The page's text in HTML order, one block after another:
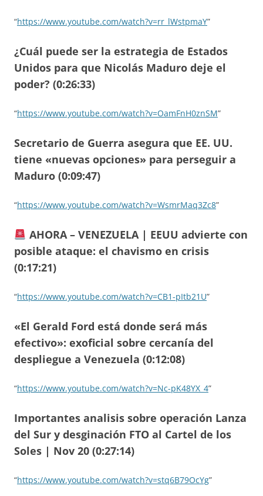
“https://www.youtube.com/watch?v=rr_lWstpmaY”
¿Cuál puede ser la estrategia de Estados
Unidos para que Nicolás Maduro deje el
poder? (0:26:33)
“https://www.youtube.com/watch?v=OamFnH0znSM”
Secretario de Guerra asegura que EE. UU.
tiene «nuevas opciones» para perseguir a
Maduro (0:09:47)
“https://www.youtube.com/watch?v=WsmrMaq3Zc8”
AHORA – VENEZUELA | EEUU advierte con
posible ataque: el chavismo en crisis
(0:17:21)
“https://www.youtube.com/watch?v=CB1-pItb21U”
«El Gerald Ford está donde será más
efectivo»: exoficial sobre cercanía del
despliegue a Venezuela (0:12:08)
“https://www.youtube.com/watch?v=Nc-pK48YX_4”
Importantes analisis sobre operación Lanza
del Sur y desginación FTO al Cartel de los
Soles | Nov 20 (0:27:14)
“https://www.youtube.com/watch?v=stq6B79OcYg”